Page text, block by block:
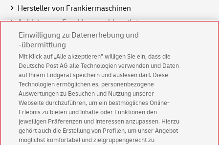
Hersteller von Frankiermaschinen
Anbieter von Frankiermaschinentinte
Weitere Informationen zu
Frankiermaschinen
Broschüre Frankiermaschine
Häufige Fragen Frankiermaschine
AGB Frankiermaschine
Einwilligung zu Datenerhebung und
-übermittlung
Mit Klick auf „Alle akzeptieren” willigen Sie ein, dass die
Deutsche Post AG alle Technologien verwenden und Daten
auf Ihrem Endgerät speichern und auslesen darf. Diese
Technologien ermöglichen es, personenbezogene
Auswertungen zu Besuchen und Nutzung unserer
Webseite durchzuführen, um ein bestmögliches Online-
Erlebnis zu bieten und Inhalte oder Funktionen den
jeweiligen Präferenzen und Interessen anzupassen. Hierzu
gehört auch die Erstellung von Profilen, um unser Angebot
möglichst komfortabel und zielgruppengerecht zu